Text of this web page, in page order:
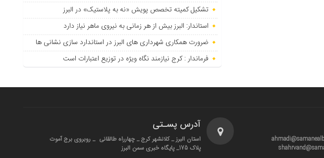
تشکیل کمیته تخصص پویش «نه به پلاستیک» در البرز
استاندار: البرز بیش از هر زمانی به نیروی ماهر نیاز دارد
ضرورت همکاری شهرداری های البرز در استاندارد سازی نشانی ها
فرماندار : کرج نیازمند نگاه ویژه در توزیع اعتبارات است
آدرس پسـتی
استان البرز _ کلانشهر کرج _ چهارراه طالقانی _ روبروی برج آموت
پلاک 175_ پایگاه خبری سمن البرز